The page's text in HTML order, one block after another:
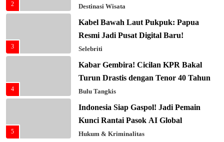
2
Sentuhan AI
Destinasi Wisata
3
Kabel Bawah Laut Pukpuk: Papua
Resmi Jadi Pusat Digital Baru!
Selebriti
4
Kabar Gembira! Cicilan KPR Bakal
Turun Drastis dengan Tenor 40 Tahun
Bulu Tangkis
5
Indonesia Siap Gaspol! Jadi Pemain
Kunci Rantai Pasok AI Global
Hukum & Kriminalitas